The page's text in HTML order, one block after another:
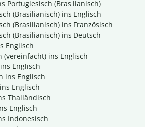
Portugiesisch (Brasilianisch)
(Brasilianisch) ins Englisch
(Brasilianisch) ins Französisch
(Brasilianisch) ins Deutsch
Englisch
(vereinfacht) ins Englisch
Englisch
ins Englisch
Englisch
Thailändisch
Englisch
Indonesisch